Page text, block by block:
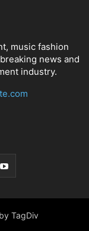
music fashion
news and
industry.
TagDiv